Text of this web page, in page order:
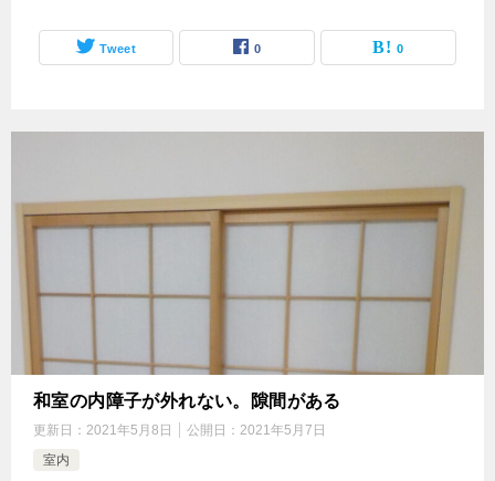
Tweet 0 0
和室の内障子が外れない。隙間がある
更新日： 2021年5月8日 公開日： 2021年5月7日
室内